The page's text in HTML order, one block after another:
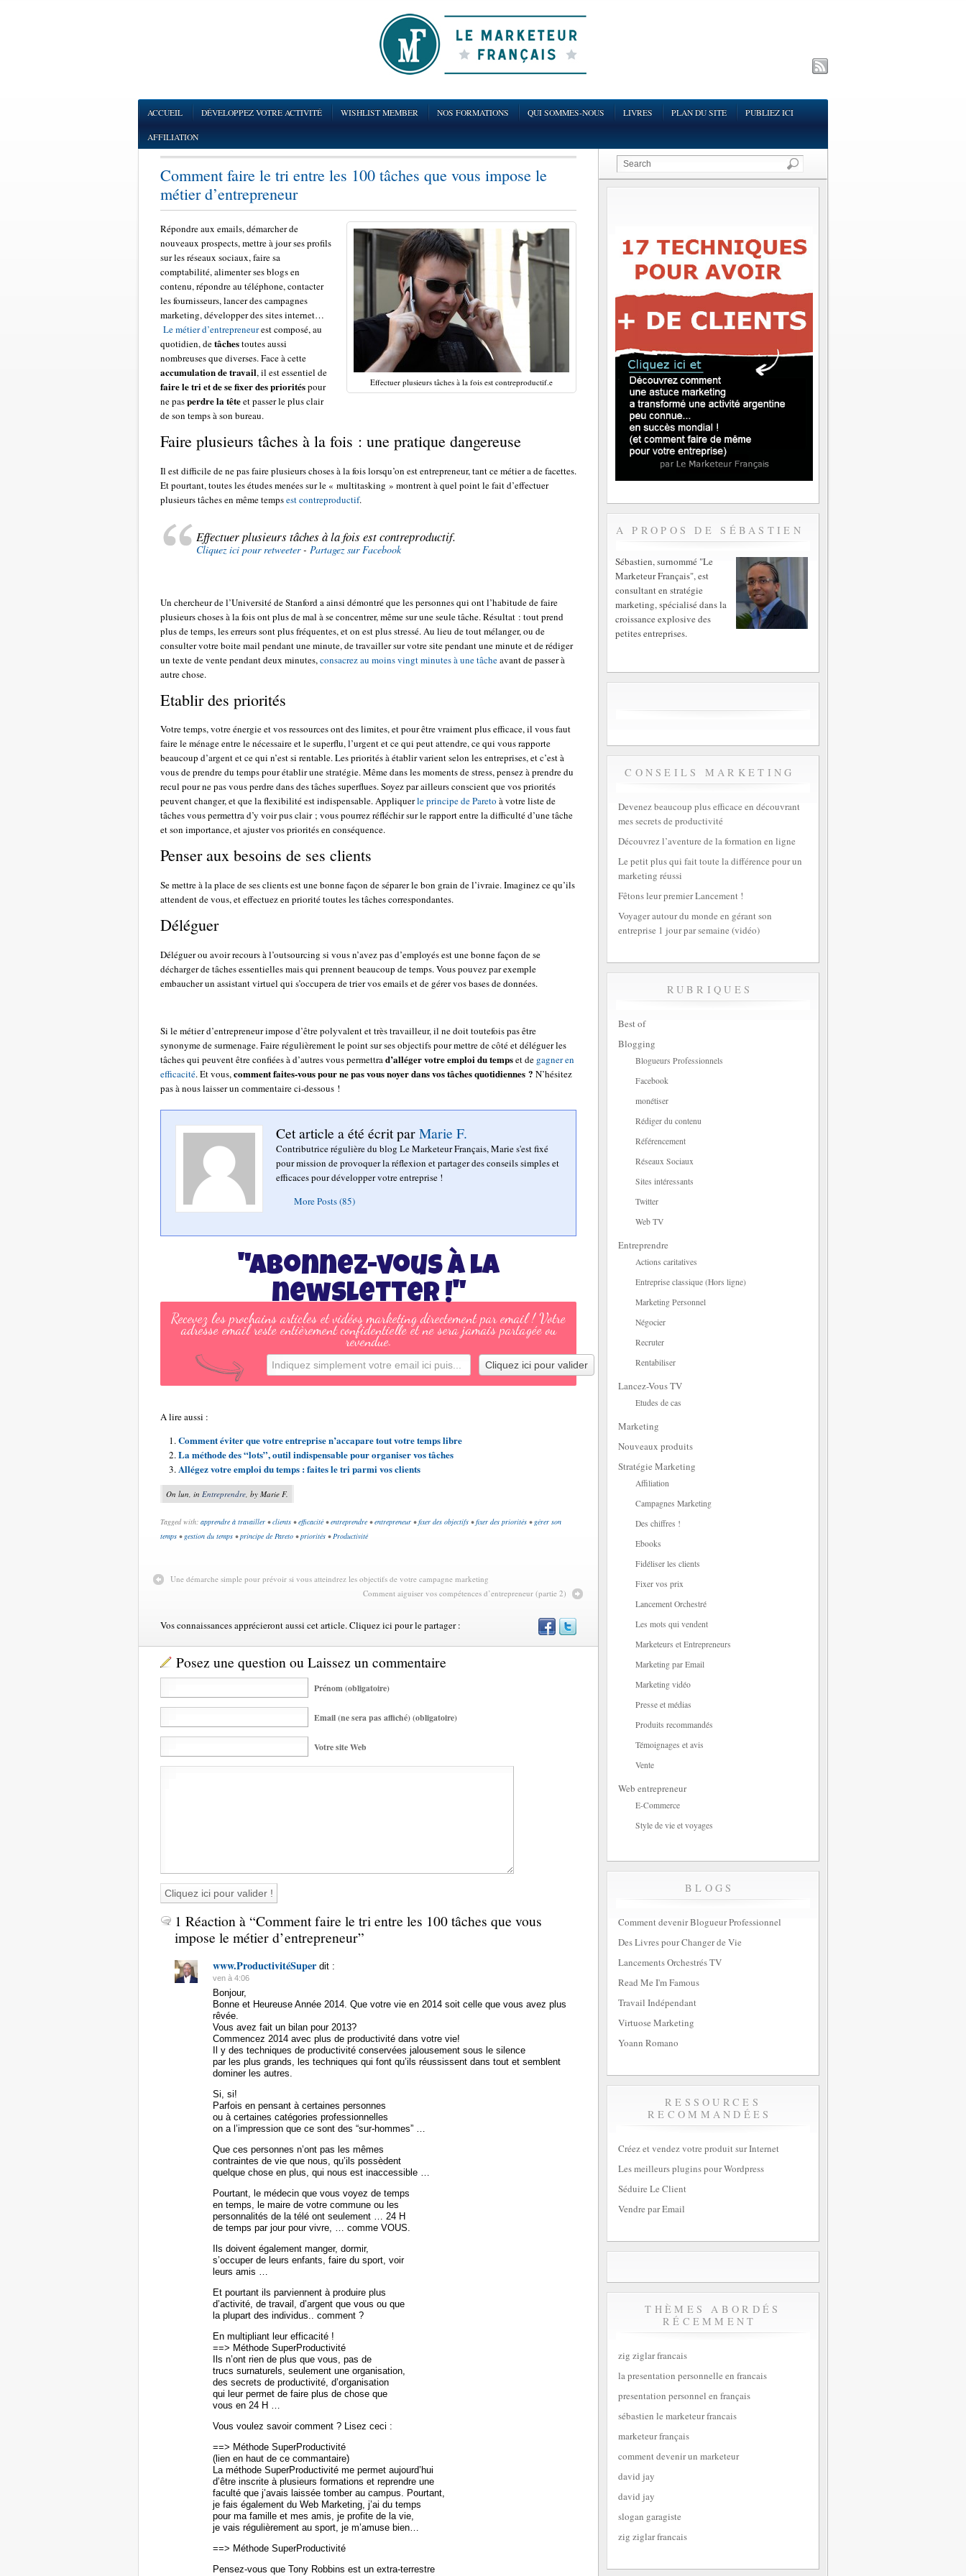
ACCUEIL DÉVELOPPEZ VOTRE ACTIVITÉ WISHLIST MEMBER NOS FORMATIONS QUI SOMMES-NOUS LIVRES PLAN DU SITE PUBLIEZ ICI
AFFILIATION
Comment faire le tri entre les 100 tâches que vous impose le
métier d’entrepreneur
Effectuer plusieurs tâches à la fois est contreproductif.e
Répondre aux emails, démarcher de
nouveaux prospects, mettre à jour ses profils
sur les réseaux sociaux, faire sa
comptabilité, alimenter ses blogs en
contenu, répondre au téléphone, contacter
les fournisseurs, lancer des campagnes
marketing, développer des sites internet…
Le métier d’entrepreneurest composé, au
quotidien, detâchestoutes aussi
nombreuses que diverses. Face à cette
accumulation de travail, il est essentiel de
faire le tri etdese fixer des prioritéspour
ne pasperdre latêteet passer le plus clair
de son temps à son bureau.
Faire plusieurs tâches à la fois : une pratique dangereuse
Il est difficile de ne pas faire plusieurs choses à la fois lorsqu’on est entrepreneur, tant ce métier a de facettes.
Et pourtant, toutes les études menées sur le « multitasking » montrent à quel point le fait d’effectuer
plusieurs tâches en même tempsest contreproductif.
Effectuer plusieurs tâches à la fois est contreproductif.
Cliquez ici pour retweeter- Partagez sur Facebook
Un chercheur de l’Université de Stanford a ainsi démontré que les personnes qui ont l’habitude de faire
plusieurs choses à la fois ont plus de mal à se concentrer, même sur une seule tâche. Résultat : tout prend
plus de temps, les erreurs sont plus fréquentes, et on est plus stressé. Au lieu de tout mélanger, ou de
consulter votre boite mail pendant une minute, de travailler sur votre site pendant une minute et de rédiger
un texte de vente pendant deux minutes,consacrez au moins vingt minutes à une tâcheavant de passer à
autre chose.
Etablir des priorités
Votre temps, votre énergie et vos ressources ont des limites, et pour être vraiment plus efficace, il vous faut
faire le ménage entre le nécessaire et le superflu, l’urgent et ce qui peut attendre, ce qui vous rapporte
beaucoup d’argent et ce qui n’est si rentable. Les priorités à établir varient selon les entreprises, et c’est à
vous de prendre du temps pour établir une stratégie. Même dans les moments de stress, pensez à prendre du
recul pour ne pas vous perdre dans des tâches superflues. Soyez par ailleurs conscient que vos priorités
peuvent changer, et que la flexibilité est indispensable. Appliquerle principe de Pareto à votre liste de
tâches vous permettra d’y voir pus clair ; vous pourrez réfléchir sur le rapport entre la difficulté d’une tâche
et son importance, et ajuster vos priorités en conséquence.
Penser aux besoins de ses clients
Se mettre à la place de ses clients est une bonne façon de séparer le bon grain de l’ivraie. Imaginez ce qu’ils
attendent de vous, et effectuez en priorité toutes les tâches correspondantes.
Déléguer
Déléguer ou avoir recours à l’outsourcing si vous n’avez pas d’employés est une bonne façon de se
décharger de tâches essentielles mais qui prennent beaucoup de temps. Vous pouvez par exemple
embaucher un assistant virtuel qui s’occupera de trier vos emails et de gérer vos bases de données.
Si le métier d’entrepreneur impose d’être polyvalent et très travailleur, il ne doit toutefois pas être
synonyme de surmenage. Faire régulièrement le point sur ses objectifs pour mettre de côté et déléguer les
tâches qui peuvent être confiées à d’autres vous permettrad’alléger votre emploi du tempset de gagner en
efficacité. Et vous,comment faites-vous pour ne pas vous noyer dans vos tâches quotidiennes ? N’hésitez
pas à nous laisser un commentaire ci-dessous !
Cet article a été écrit parMarie F.
Contributrice régulière du blog Le Marketeur Français, Marie s'est fixé
pour mission de provoquer la réflexion et partager des conseils simples et
efficaces pour développer votre entreprise !
More Posts (85)
"Abonnez-vous à la
newsletter !"
Recevez les prochains articles et vidéos marketing directement par email ! Votre
adresse email reste entièrement confidentielle et ne sera jamais partagée ou
revendue.
A lire aussi :
Comment éviter que votre entreprise n’accapare tout votre temps libre
La méthode des “lots”, outil indispensable pour organiser vos tâches
Allégez votre emploi du temps : faites le tri parmi vos clients
On lun, in Entreprendre , by Marie F.
Tagged with: apprendre à travailler •clients •efficacité •entreprendre •entrepreneur •fixer des objectifs •fixer des priorités •gérer son
temps •gestion du temps •principe de Pareto •priorités •Productivité
Une démarche simple pour prévoir si vous atteindrez les objectifs de votre campagne marketing
Comment aiguiser vos compétences d’entrepreneur (partie 2)
Vos connaissances apprécieront aussi cet article. Cliquez ici pour le partager :
Posez une question ou Laissez un commentaire
Prénom (obligatoire)
Email (ne sera pas affiché) (obligatoire)
Votre site Web
1 Réaction à “Comment faire le tri entre les 100 tâches que vous
impose le métier d’entrepreneur”
www.ProductivitéSuper dit :
ven à 4:06
Bonjour,
Bonne et Heureuse Année 2014. Que votre vie en 2014 soit celle que vous avez plus
rêvée.
Vous avez fait un bilan pour 2013?
Commencez 2014 avec plus de productivité dans votre vie!
Il y des techniques de productivité conservées jalousement sous le silence
par les plus grands, les techniques qui font qu’ils réussissent dans tout et semblent
dominer les autres.
Si, si!
Parfois en pensant à certaines personnes
ou à certaines catégories professionnelles
on a l’impression que ce sont des “sur-hommes” …
Que ces personnes n’ont pas les mêmes
contraintes de vie que nous, qu’ils possèdent
quelque chose en plus, qui nous est inaccessible …
Pourtant, le médecin que vous voyez de temps
en temps, le maire de votre commune ou les
personnalités de la télé ont seulement … 24 H
de temps par jour pour vivre, … comme VOUS.
Ils doivent également manger, dormir,
s’occuper de leurs enfants, faire du sport, voir
leurs amis …
Et pourtant ils parviennent à produire plus
d’activité, de travail, d’argent que vous ou que
la plupart des individus.. comment ?
En multipliant leur efficacité !
==> Méthode SuperProductivité
Ils n’ont rien de plus que vous, pas de
trucs surnaturels, seulement une organisation,
des secrets de productivité, d’organisation
qui leur permet de faire plus de chose que
vous en 24 H …
Vous voulez savoir comment ? Lisez ceci :
==> Méthode SuperProductivité
(lien en haut de ce commantaire)
La méthode SuperProductivité me permet aujourd’hui
d’être inscrite à plusieurs formations et reprendre une
faculté que j’avais laissée tomber au campus. Pourtant,
je fais également du Web Marketing, j’ai du temps
pour ma famille et mes amis, je profite de la vie,
je vais régulièrement au sport, je m’amuse bien…
==> Méthode SuperProductivité
Pensez-vous que Tony Robbins est un extra-terrestre
A PROPOS DE SÉBASTIEN
Sébastien, surnommé "Le
Marketeur Français", est
consultant en stratégie
marketing, spécialisé dans la
croissance explosive des
petites entreprises.
CONSEILS MARKETING
Devenez beaucoup plus efficace en découvrant
mes secrets de productivité
Découvrez l’aventure de la formation en ligne
Le petit plus qui fait toute la différence pour un
marketing réussi
Fêtons leur premier Lancement !
Voyager autour du monde en gérant son
entreprise 1 jour par semaine (vidéo)
RUBRIQUES
Best of
Blogging
Blogueurs Professionnels
Facebook
monétiser
Rédiger du contenu
Référencement
Réseaux Sociaux
Sites intéressants
Twitter
Web TV
Entreprendre
Actions caritatives
Entreprise classique (Hors ligne)
Marketing Personnel
Négocier
Recruter
Rentabiliser
Lancez-Vous TV
Etudes de cas
Marketing
Nouveaux produits
Stratégie Marketing
Affiliation
Campagnes Marketing
Des chiffres !
Ebooks
Fidéliser les clients
Fixer vos prix
Lancement Orchestré
Les mots qui vendent
Marketeurs et Entrepreneurs
Marketing par Email
Marketing vidéo
Presse et médias
Produits recommandés
Témoignages et avis
Vente
Web entrepreneur
E-Commerce
Style de vie et voyages
BLOGS
Comment devenir Blogueur Professionnel
Des Livres pour Changer de Vie
Lancements Orchestrés TV
Read Me I'm Famous
Travail Indépendant
Virtuose Marketing
Yoann Romano
RESSOURCES
RECOMMANDÉES
Créez et vendez votre produit sur Internet
Les meilleurs plugins pour Wordpress
Séduire Le Client
Vendre par Email
THÈMES ABORDÉS
RÉCEMMENT
zig ziglar francais
la presentation personnelle en francais
presentation personnel en français
sébastien le marketeur francais
marketeur français
comment devenir un marketeur
david jay
david jay
slogan garagiste
zig ziglar francais